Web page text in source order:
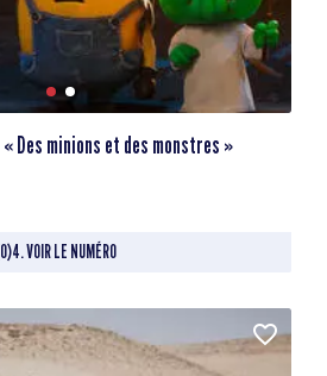
Des minions et des monstres »
VOIR LE NUMÉRO